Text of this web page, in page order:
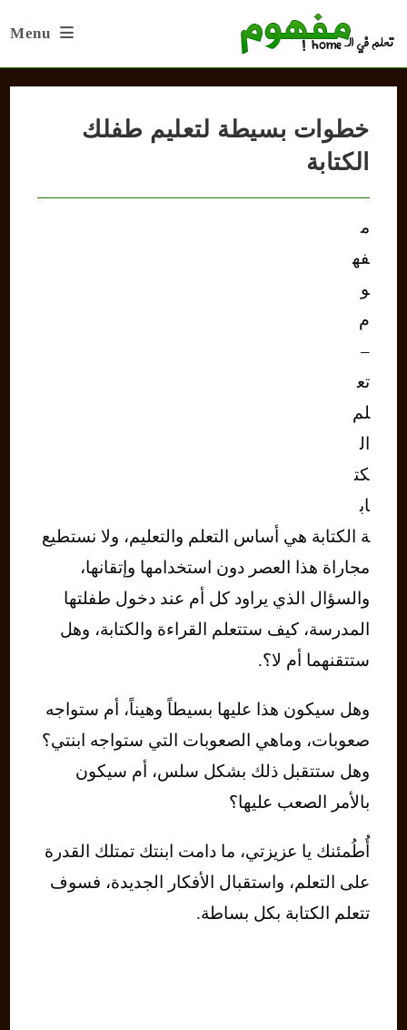
Menu
خطوات بسيطة لتعليم طفلك
الكتابة
م
فه
و
م
–
تع
لم
ال
كت
اب
ة الكتابة هي أساس التعلم والتعليم، ولا نستطيع
مجاراة هذا العصر دون استخدامها وإتقانها،
والسؤال الذي يراود كل أم عند دخول طفلتها
المدرسة، كيف ستتعلم القراءة والكتابة، وهل
ستتقنهما أم لا؟.
وهل سيكون هذا عليها بسيطاً وهيناً، أم ستواجه
صعوبات، وماهي الصعوبات التي ستواجه ابنتي؟
وهل ستتقبل ذلك بشكل سلس، أم سيكون
بالأمر الصعب عليها؟
أُطُمئنك يا عزيزتي، ما دامت ابنتك تمتلك القدرة
على التعلم، واستقبال الأفكار الجديدة، فسوف
تتعلم الكتابة بكل بساطة.